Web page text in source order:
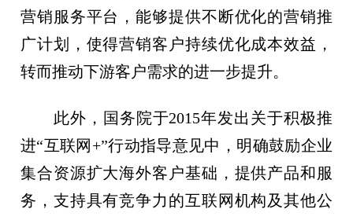
营销服务平台，能够提供不断优化的营销推
广计划，使得营销客户持续优化成本效益，
转而推动下游客户需求的进一步提升。
此外，国务院于2015年发出关于积极推
进“互联网+”行动指导意见中，明确鼓励企业
集合资源扩大海外客户基础，提供产品和服
务，支持具有竞争力的互联网机构及其他公